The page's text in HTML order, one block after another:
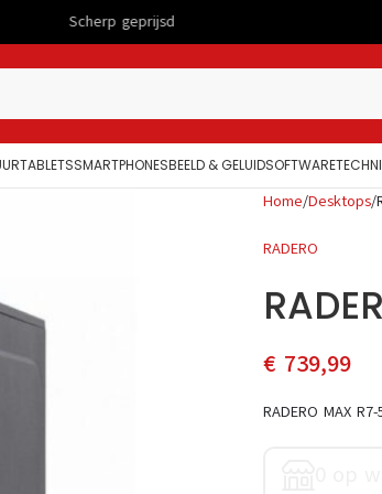
TABLETSSMARTPHONESBEELD & GELUIDSOFTWARE
Home Desktops
RADERO
€ 739,99
RADERO MAX R7-
geprijsd